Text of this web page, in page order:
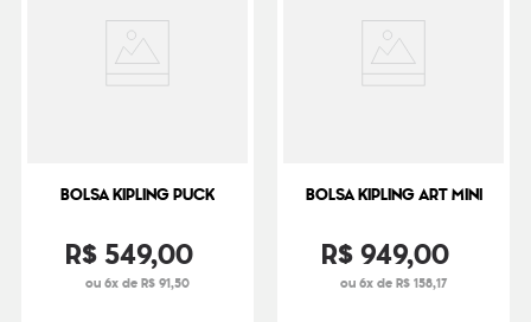
BOLSA KIPLING PUCK
R$549,00
ou 6x de R$ 91,50
BOLSA KIPLING ART MINI
R$949,00
ou 6x de R$ 158,17